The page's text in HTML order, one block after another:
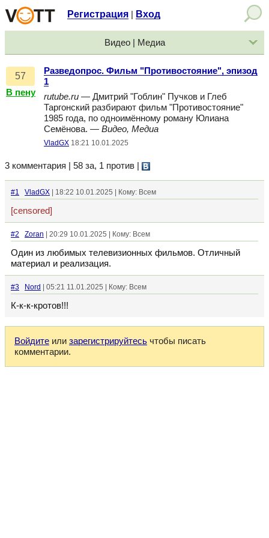
Регистрация Вход
Видео | Медиа
57
В пену
Разведопрос. Фильм "Противостояние", эпизод
1
rutube.ru — Дмитрий "Гоблин" Пучков и Глеб
Таргонский разбирают фильм "Противостояние"
1985 года, по одноимённому роману Юлиана
Семёнова. — Видео, Медиа
VladGX 18:21 10.01.2025
3 комментария | 58 за, 1 против
#1 VladGX | 18:22 10.01.2025 | Кому: Всем
[censored]
#2 Zoran | 20:29 10.01.2025 | Кому: Всем
Один из любимых телевизионных фильмов. Отличный
материал и реализация.
#3 Nord | 05:21 11.01.2025 | Кому: Всем
К-к-к-кротов!!!
Войдите или зарегистрируйтесь чтобы писать
комментарии.